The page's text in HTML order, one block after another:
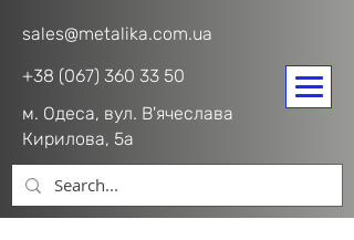
sales@metalika.com.ua
+38 (067) 360 33 50
м. Одеса, вул. В'ячеслава
Кирилова, 5а